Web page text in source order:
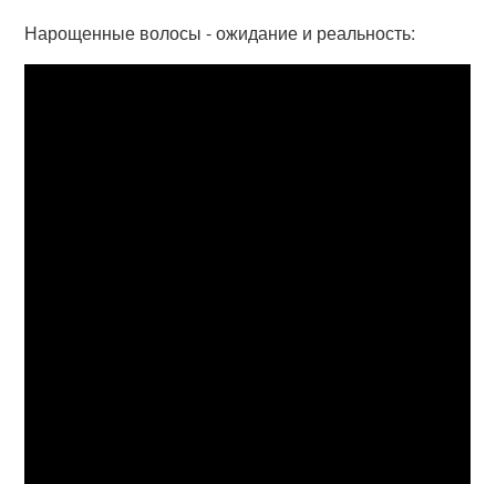
Нарощенные волосы - ожидание и реальность: